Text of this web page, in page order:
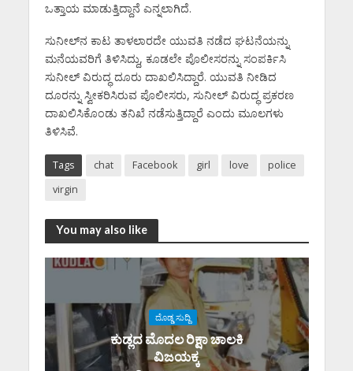
ಒತ್ತಾಯ ಮಾಡುತ್ತಿದ್ದಾನೆ ಎನ್ನಲಾಗಿದೆ.
ಸುನೀಲ್‌‌‌ನ ಕಾಟ ತಾಳಲಾರದೇ ಯುವತಿ ನಡೆದ ಘಟನೆಯನ್ನು
ಮನೆಯವರಿಗೆ ತಿಳಿಸಿದ್ದು, ಕೂಡಲೇ ಪೊಲೀಸರನ್ನು ಸಂಪರ್ಕಿಸಿ
ಸುನೀಲ್ ವಿರುದ್ಧ ದೂರು ದಾಖಲಿಸಿದ್ದಾರೆ. ಯುವತಿ ನೀಡಿದ
ದೂರನ್ನು ಸ್ವೀಕರಿಸಿರುವ ಪೊಲೀಸರು, ಸುನೀಲ್‌‌‌‌‌‌ ವಿರುದ್ಧ ಪ್ರಕರಣ
ದಾಖಲಿಸಿಕೊಂಡು ತನಿಖೆ ನಡೆಸುತ್ತಿದ್ದಾರೆ ಎಂದು ಮೂಲಗಳು
ತಿಳಿಸಿವೆ.
Tags chat Facebook girl love
police
virgin
You may also like
ದೊಡ್ಡ ಸುದ್ದಿ
ಕುಡ್ಲದ ಮೊದಲ ರಿಕ್ಷಾ ಚಾಲಕಿ‌
ವಿಜಯಕ್ಕ